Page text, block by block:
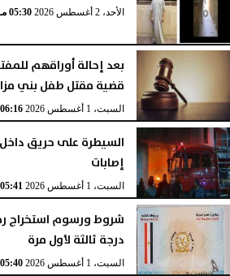
الأحد، 2 أغسطس 2026 05:30 مـ
بعد إحالة أوراقهم
قضية مقتل طفل بني
السبت، 1 أغسطس 2026 06:16 مـ
السيطرة على حريق
إصابات
السبت، 1 أغسطس 2026 05:41 مـ
شروط ورسوم استخراج
درجة ثالثة لأول مرة
السبت، 1 أغسطس 2026 05:40 مـ